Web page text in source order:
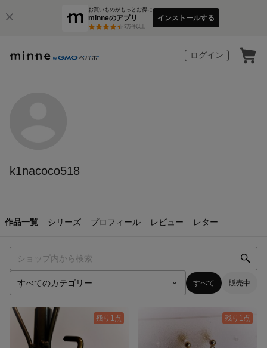
お買いものがもっとお得に
minneのアプリ
3万件以上
インストールする
ログイン
k1nacoco518
作品一覧 シリーズ プロフィール レビュー レター
すべて 販売中
残り1点 残り1点